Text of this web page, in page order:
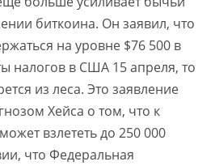
биткоина. Он заявил, что
на уровне $76 500 в
налогов в США 15 апреля, то
из леса. Это заявление
Хейса о том, что к
взлететь до 250 000
что Федеральная